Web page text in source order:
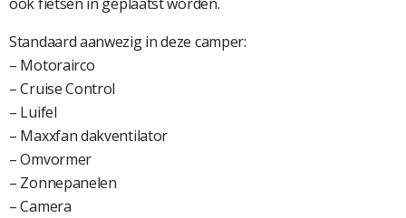
Standaard aanwezig in deze camper:
– Motorairco
– Cruise Control
– Luifel
– Maxxfan dakventilator
– Omvormer
– Zonnepanelen
– Camera